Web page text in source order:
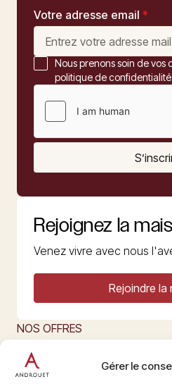
Gérer le
Votre adresse email *
Nous prenons soin de vos
politique de confidentialité
Rejoignez la
Venez vivre avec nous
Rejoindre la
NOS OFFRES
L’ART DU FROMAGE
Nous suivre